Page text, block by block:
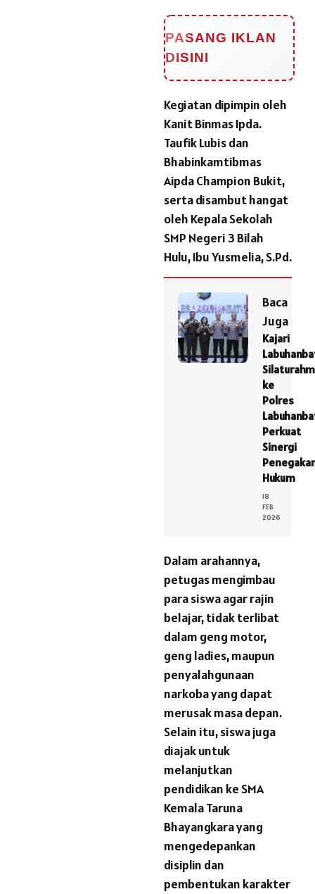
PASANG IKLAN
DISINI
Kegiatan dipimpin oleh
Kanit Binmas Ipda.
Taufik Lubis dan
Bhabinkamtibmas
Aipda Champion Bukit,
serta disambut hangat
oleh Kepala Sekolah
SMP Negeri 3 Bilah
Hulu, Ibu Yusmelia, S.Pd.
Baca
Juga
Kajari
ke
Polres
Perkuat
Sinergi
Hukum
18
FEB
2026
Dalam arahannya,
petugas mengimbau
para siswa agar rajin
belajar, tidak terlibat
dalam geng motor,
geng ladies, maupun
penyalahgunaan
narkoba yang dapat
merusak masa depan.
Selain itu, siswa juga
diajak untuk
melanjutkan
pendidikan ke SMA
Kemala Taruna
Bhayangkara yang
mengedepankan
disiplin dan
pembentukan karakter